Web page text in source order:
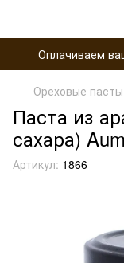
Оплачиваем
Ореховые пасты
Паста из
сахара)
Артикул: 1866